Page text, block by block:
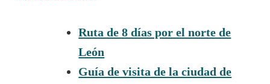
Ruta de 8 días por el norte de
León
Guía de visita de la ciudad de